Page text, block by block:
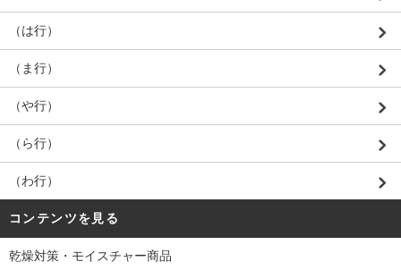
（は行）
（ま行）
（や行）
（ら行）
（わ行）
コンテンツを見る
乾燥対策・モイスチャー商品